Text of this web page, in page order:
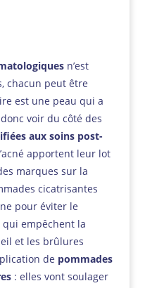
n’est
chacun peut être
est une peau qui a
voir du côté des
aux soins post-
apportent leur lot
marques sur la
cicatrisantes
pour éviter le
empêchent la
et les brûlures
de pommades
: elles vont soulager